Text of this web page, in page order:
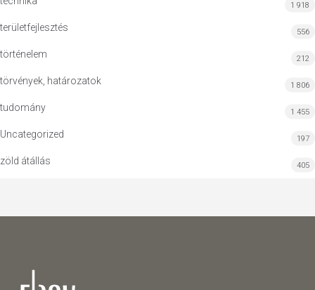
1 918
területfejlesztés 556
történelem 212
törvények, határozatok 1 806
tudomány 1 455
Uncategorized 197
zöld átállás 405